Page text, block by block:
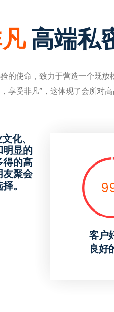
高端私
的使命，致力于营造一个既放
享受非凡”，这体现了会所对
化、
明显的
得的高
友聚会
。
客户
良好